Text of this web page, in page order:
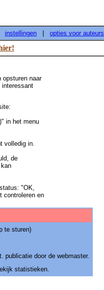
instellingen opties voor auteurs
opsturen naar
in het menu
volledig in.
de
"OK,
controleren en
te sturen)
publicatie door de webmaster.
statistieken.